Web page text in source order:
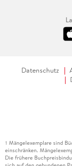
Datenschutz
1 Mängelexemplare sind
einschränken.
Die frühere